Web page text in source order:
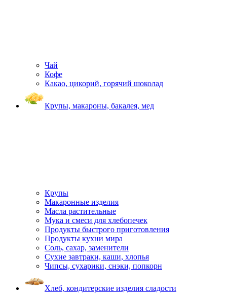
Чай
Кофе
Какао, цикорий, горячий шоколад
Крупы, макароны, бакалея, мед
Крупы
Макаронные изделия
Масла растительные
Мука и смеси для хлебопечек
Продукты быстрого приготовления
Продукты кухни мира
Соль, сахар, заменители
Сухие завтраки, каши, хлопья
Чипсы, сухарики, снэки, попкорн
Хлеб, кондитерские изделия сладости